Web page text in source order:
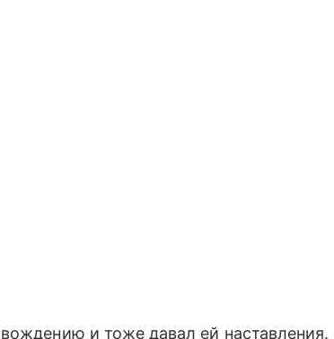
и тоже давал ей наставления.